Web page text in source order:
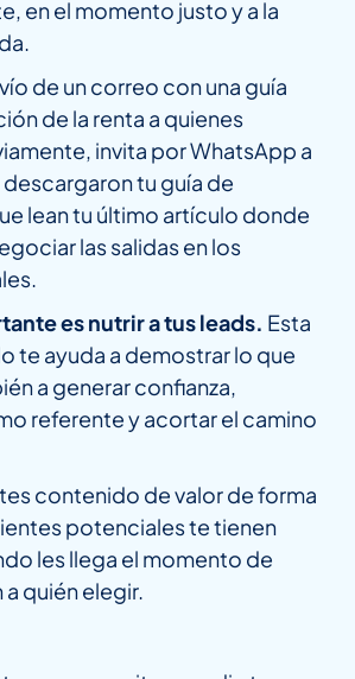
en el momento justo y a la
de un correo con una guía
de la renta a quienes
invita por WhatsApp a
tu guía de
lean tu último artículo donde
las salidas en los
es nutrir a tus leads. Esta
te ayuda a demostrar lo que
a generar confianza,
referente y acortar el camino
contenido de valor de forma
potenciales te tienen
les llega el momento de
quién elegir.